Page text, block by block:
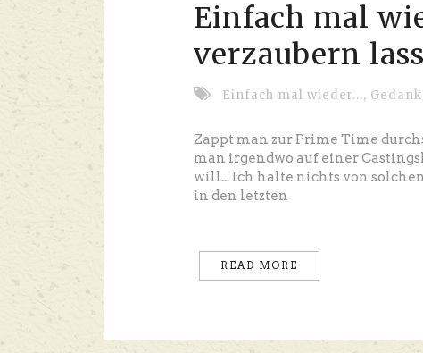
Einfach mal
verzaubern
Einfach mal wieder...,
Zappt man zur Prime Time
man irgendwo auf einer
will... Ich halte nichts von
in den letzten
READ MORE